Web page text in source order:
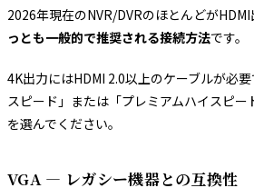
2026年現在のNVR/DVRのほとんどがHDMI
っとも一般的で推奨される接続方法です。
4K出力にはHDMI 2.0以上のケーブルが必
スピード」または「プレミアムハイスピ
を選んでください。
VGA — レガシー機器との互換性